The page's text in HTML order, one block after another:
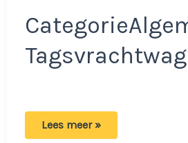
Bizarre
Lees meer »